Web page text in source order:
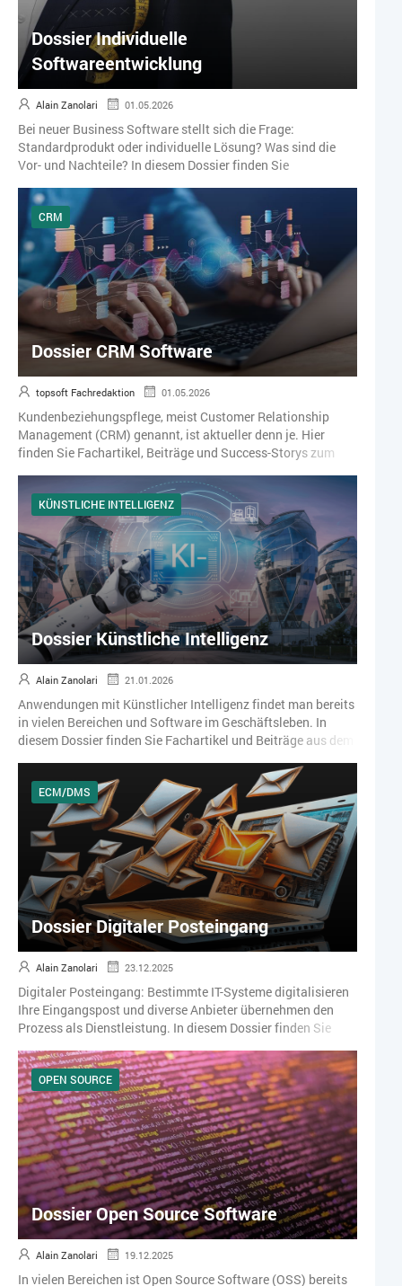
Dossier Individuelle
Softwareentwicklung
Alain Zanolari 01.05.2026
Bei neuer Business Software stellt sich die Frage:
Standardprodukt oder individuelle Lösung? Was sind die
Vor- und Nachteile? In diesem Dossier finden Sie
individuelle Softwareentwicklung.
CRM
Dossier CRM Software
topsoft Fachredaktion 01.05.2026
Kundenbeziehungspflege, meist Customer Relationship
Management (CRM) genannt, ist aktueller denn je. Hier
finden Sie Fachartikel, Beiträge und Success-Storys zum
KÜNSTLICHE INTELLIGENZ
Dossier Künstliche Intelligenz
Alain Zanolari 21.01.2026
Anwendungen mit Künstlicher Intelligenz findet man bereits
in vielen Bereichen und Software im Geschäftsleben. In
diesem Dossier finden Sie Fachartikel und Beiträge aus dem
ECM/DMS
Dossier Digitaler Posteingang
Alain Zanolari 23.12.2025
Digitaler Posteingang: Bestimmte IT-Systeme digitalisieren
Ihre Eingangspost und diverse Anbieter übernehmen den
Prozess als Dienstleistung. In diesem Dossier finden Sie
OPEN SOURCE
Dossier Open Source Software
Alain Zanolari 19.12.2025
In vielen Bereichen ist Open Source Software (OSS) bereits